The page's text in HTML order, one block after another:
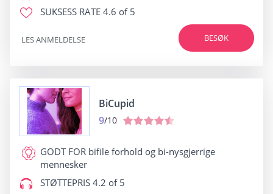
SUKSESS RATE 4.6 of 5
BESØK
LES ANMELDELSE
BiCupid
9/10
GODT FOR bifile forhold og bi-nysgjerrige
mennesker
STØTTEPRIS 4.2 of 5